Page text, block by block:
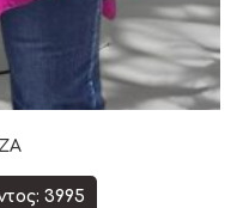
3995